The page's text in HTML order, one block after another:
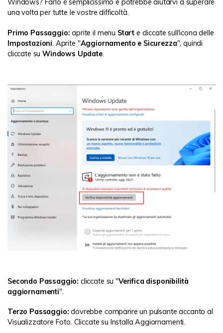
Windows? Farlo è semplicissimo e potrebbe aiutarvi a superare
una volta per tutte le vostre difficoltà.
Primo Passaggio: aprite il menu Start e cliccate sull'icona delle
Impostazioni . Aprite "Aggiornamento e Sicurezza", quindi
cliccate suWindows Update.
Secondo Passaggio: cliccate su "Verifica disponibilità
aggiornamenti".
Terzo Passaggio: dovrebbe comparire un pulsante accanto al
Visualizzatore Foto. Cliccate su Installa Aggiornamenti.